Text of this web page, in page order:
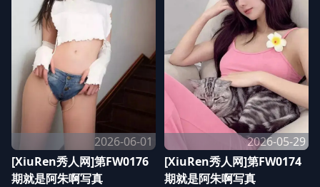
2026-06-01
[XiuRen秀人网]第FW0176
期就是阿朱啊写真
2026-05-29
[XiuRen秀人网]第FW0174
期就是阿朱啊写真